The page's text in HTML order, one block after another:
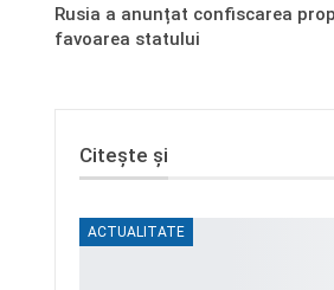
Rusia a anunțat confiscarea
favoarea statului
Citește și
ACTUALITATE